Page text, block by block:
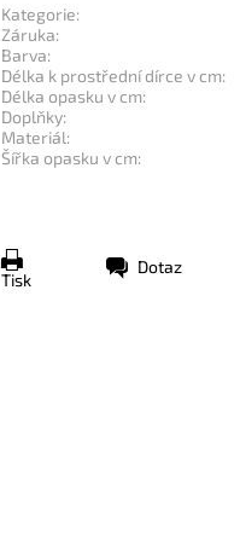
Kategorie:
Záruka:
Barva:
Délka k prostřední dírce v cm:
Délka opasku v cm:
Doplňky:
Materiál:
Šířka opasku v cm:
Tisk
Dotaz